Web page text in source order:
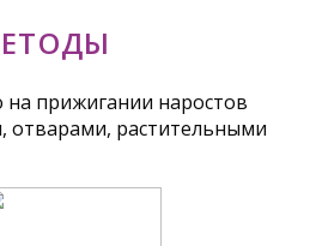
на прижигании наростов
отварами, растительными